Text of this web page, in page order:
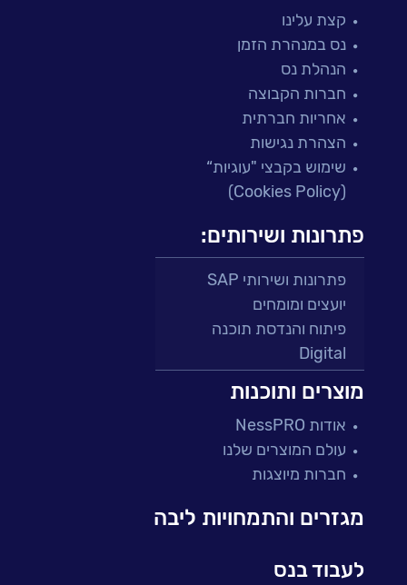
קצת עלינו
נס במנהרת הזמן
הנהלת נס
חברות הקבוצה
אחריות חברתית
הצהרת נגישות
שימוש בקבצי "עוגיות“
(Cookies Policy)
פתרונות ושירותים:
פתרונות ושירותי SAP
יועצים ומומחים
פיתוח והנדסת תוכנה
Digital
פתרונות למגזר הפיננסי
מיקור חוץ ושירותים מנוהלים
בדיקות והבטחת איכות
עולמות הענן
עולמות הסייבר
BI, Analytics & Big-Data
מוצרים ותוכנות
אודות NessPRO
עולם המוצרים שלנו
חברות מיוצגות
מגזרים והתמחויות ליבה
לעבוד בנס